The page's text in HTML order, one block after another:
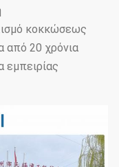
κοκκώσεως
από 20 χρόνια
εμπειρίας